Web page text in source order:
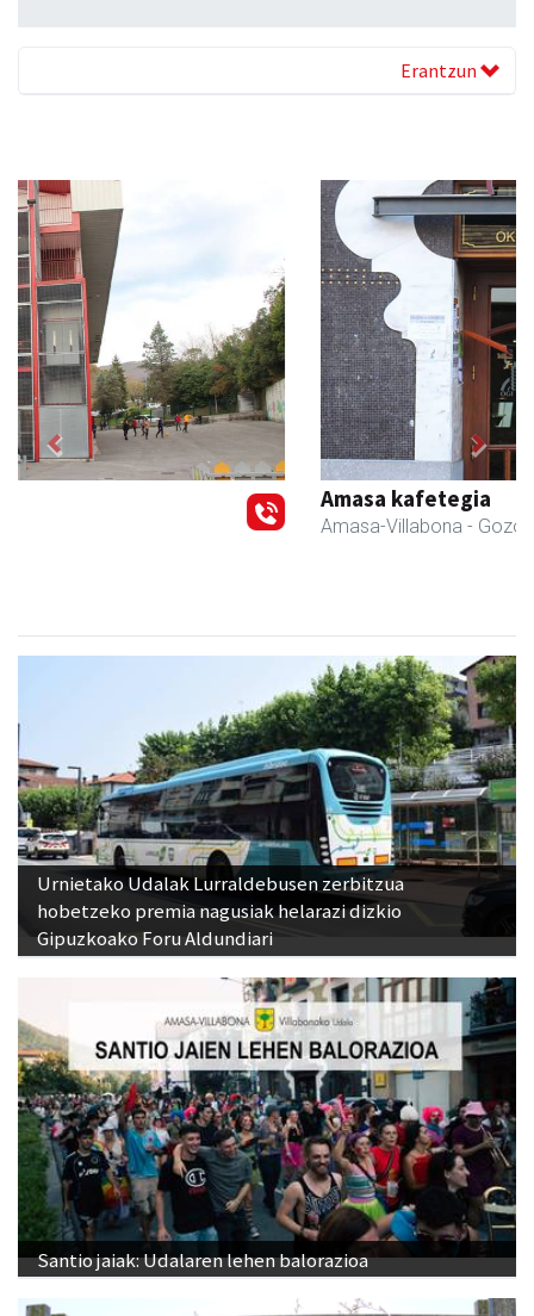
Erantzun
- Gozotegiak
Previous Next
Urnietako Udalak Lurraldebusen zerbitzua
hobetzeko premia nagusiak helarazi dizkio
Gipuzkoako Foru Aldundiari
Santio jaiak: Udalaren lehen balorazioa